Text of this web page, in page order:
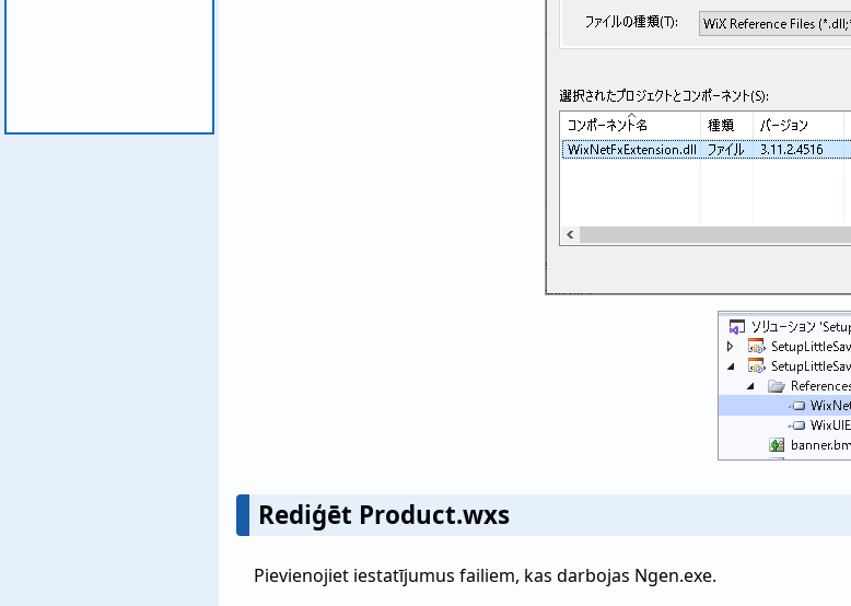
Rediģēt Product.wxs
Pievienojiet iestatījumus failiem, kas darbojas Ngen.exe.